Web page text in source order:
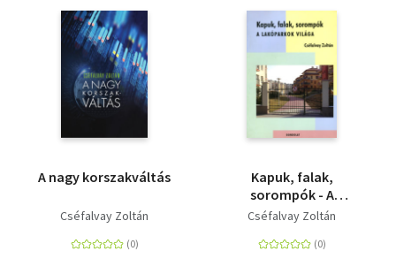
Társadalomtudomány
Természettudomány
Történelem
A nagy korszakváltás
Cséfalvay Zoltán
Kapuk, falak,
sorompók - A
lakóparkok világa
Cséfalvay Zoltán